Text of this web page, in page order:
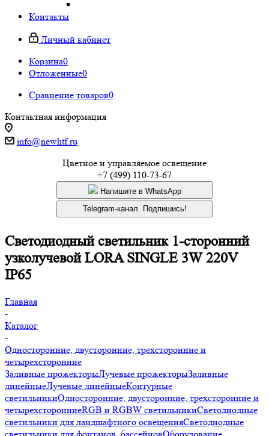
Контакты
Личный кабинет
Корзина0
Отложенные0
Сравнение товаров0
Контактная информация
info@newhtf.ru
Цветное и управляемое освещение
+7 (499) 110-73-67
Напишите в WhatsApp
Telegram-канал. Подпишись!
Cветодиодный светильник 1-сторонний
узколучевой LORA SINGLE 3W 220V
IP65
Главная
-
Каталог
-
Односторонние, двусторонние, трехсторонние и
четырехсторонние
Заливные прожекторыЛучевые прожекторыЗаливные
линейныеЛучевые линейныеКонтурные
светильникиОдносторонние, двусторонние, трехсторонние и
четырехсторонниеRGB и RGBW светильникиСветодиодные
светильники для ландшафтного освещенияСветодиодные